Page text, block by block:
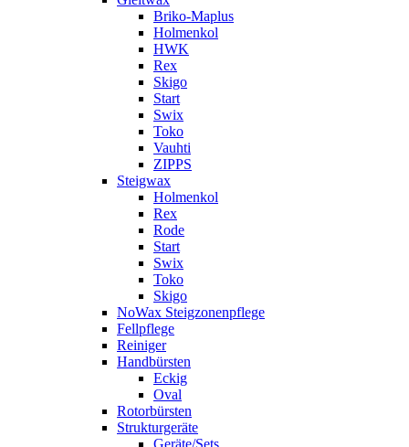
Briko-Maplus
Holmenkol
HWK
Rex
Skigo
Start
Swix
Toko
Vauhti
ZIPPS
Steigwax
Holmenkol
Rex
Rode
Start
Swix
Toko
Skigo
NoWax Steigzonenpflege
Fellpflege
Reiniger
Handbürsten
Eckig
Oval
Rotorbürsten
Strukturgeräte
Geräte/Sets